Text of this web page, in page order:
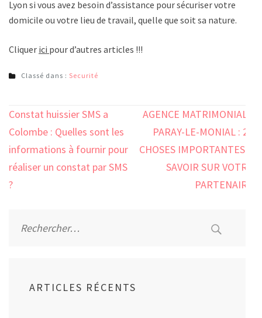
Lyon si vous avez besoin d’assistance pour sécuriser votre
domicile ou votre lieu de travail, quelle que soit sa nature.
Cliquer ici pour d’autres articles !!!
Classé dans : Securité
Navigation
de
l’article
Constat huissier SMS a
Colombe : Quelles sont les
informations à fournir pour
réaliser un constat par SMS
?
AGENCE MATRIMONIALE
PARAY-LE-MONIAL : 23
CHOSES IMPORTANTES À
SAVOIR SUR VOTRE
PARTENAIRE
ARTICLES RÉCENTS